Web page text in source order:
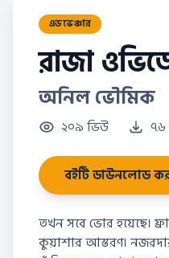
এডভেঞ্চার
রাজা
অনিল ভৌমিক
২০৯ ভিউ
বইটি ডাউনলোড
তখন সবে ভোর হয়েছে।
কুয়াশার আস্তরণ।